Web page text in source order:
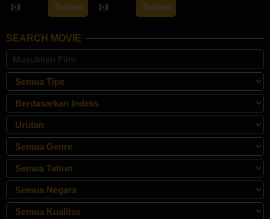
14
Jun
Gnanasagar
Dwaraka
Tonton
11
Apr
Azaromi
Ghozali
Tonton
SEARCH MOVIE